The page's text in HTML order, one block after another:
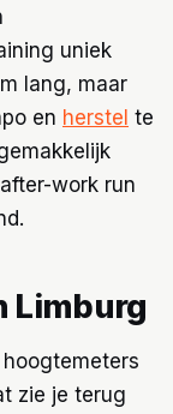
uniek
lang, maar
en herstel te
work run
Limburg
zie je terug